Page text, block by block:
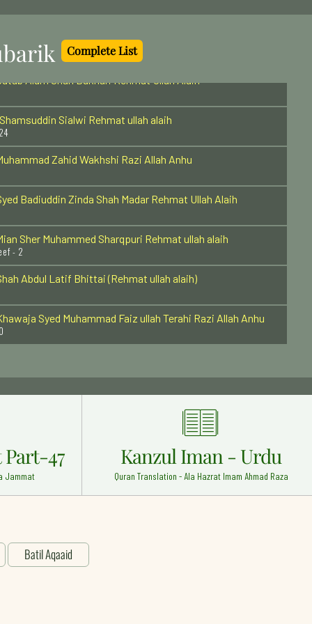
Complete List
22
Sialwi Rehmat ullah alaih
Zahid Wakhshi Razi Allah Anhu
Badiuddin Zinda Shah Madar Rehmat Ullah Alaih
Sher Muhammed Sharqpuri Rehmat ullah alaih
- 2
Abdul Latif Bhittai (Rehmat ullah alaih)
Syed Muhammad Faiz ullah Terahi Razi Allah Anhu
Jalaaludeen Rumi (Rehmat ullah alaih)
- 18
Ali Raza Razi Allah Anhu
Hashmat Ali Khan (Rehmat ullah alaih)
- 8
Ali Soharwardi Rehma Ullah Alaih
47
Jammat
Kanzul Iman - Urdu
Quran Translation - Ala Hazrat Imam Ahmad Raza
Batil Aqaaid
Naatse-Nijaat Books